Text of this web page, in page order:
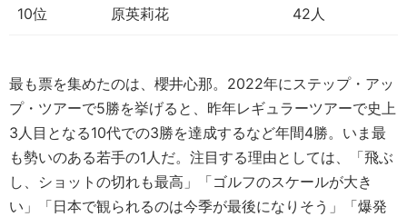
10位 原英莉花 42人
最も票を集めたのは、櫻井心那。2022年にステップ・アッ
プ・ツアーで5勝を挙げると、昨年レギュラーツアーで史上
3人目となる10代での3勝を達成するなど年間4勝。いま最
も勢いのある若手の1人だ。注目する理由としては、「飛ぶ
し、ショットの切れも最高」「ゴルフのスケールが大き
い」「日本で観られるのは今季が最後になりそう」「爆発